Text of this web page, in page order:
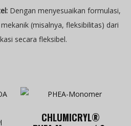
Dengan menyesuaikan formulasi,
(misalnya, fleksibilitas) dari
secara fleksibel.
CHLUMICRYL®